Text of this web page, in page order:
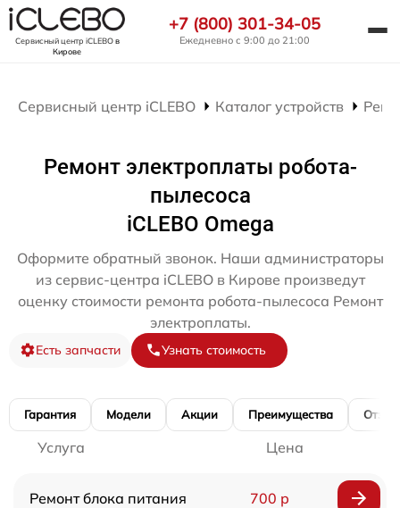
Сервисный центр iCLEBOв
Кирове
+7 (800) 301-34-05
Ежедневно с 9:00 до 21:00
Сервисный центр iCLEBO Каталог устройств
Ремонт электроплаты робота-
пылесоса
iCLEBO Omega
Оформите обратный звонок. Наши администраторы
из сервис-центра iCLEBO в Кирове произведут
оценку стоимости ремонта робота-пылесоса Ремонт
электроплаты.
Есть запчасти Узнать стоимость
Гарантия Модели Акции Преимущества
Услуга Цена
Ремонт блока питания 700 р